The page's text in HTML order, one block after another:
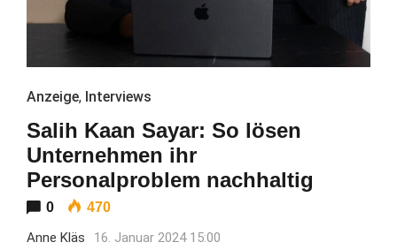
Anzeige, Interviews
Salih Kaan Sayar: So lösen
Unternehmen ihr
Personalproblem nachhaltig
0 470
Anne Kläs 16. Januar 2024 15:00